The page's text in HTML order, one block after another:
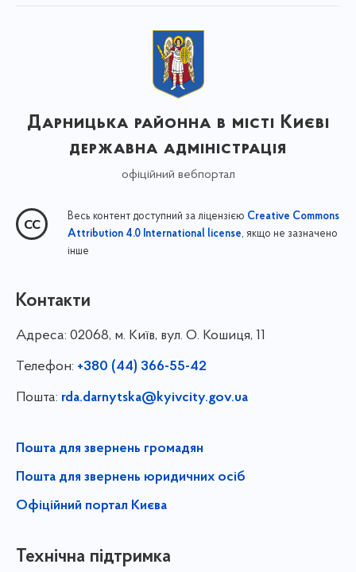
Дарницька районна в місті Києві
державна адміністрація
офіційний вебпортал
Весь контент доступний за ліцензією Creative Commons
Attribution 4.0 International license, якщо не зазначено
інше
Контакти
Адреса: 02068, м. Київ, вул. О. Кошиця, 11
Телефон: +380 (44) 366-55-42
Пошта: rda.darnytska@kyivcity.gov.ua
Пошта для звернень громадян
Пошта для звернень юридичних осіб
Офіційний портал Києва
Технічна підтримка